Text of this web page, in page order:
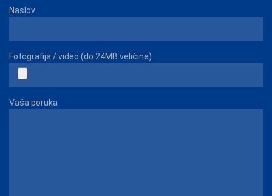
Naslov
Fotografija / video (do 24MB veličine)
Vaša poruka